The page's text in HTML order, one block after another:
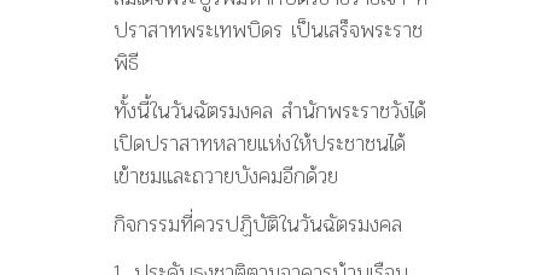
ปราสาทพระเทพบิดร เป็นเสร็จพระราช
พิธี
ทั้งนี้ในวันฉัตรมงคล สำนักพระราชวังได้
เปิดปราสาทหลายแห่งให้ประชาชนได้
เข้าชมและถวายบังคมอีกด้วย
กิจกรรมที่ควรปฏิบัติในวันฉัตรมงคล